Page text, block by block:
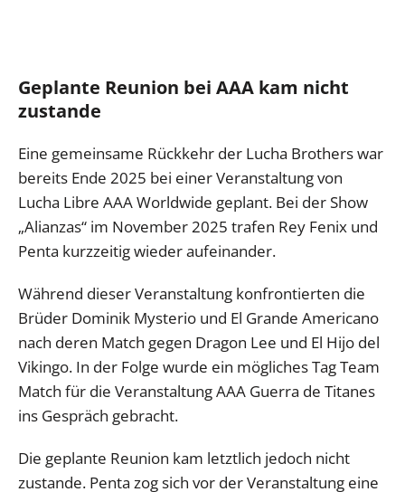
Geplante Reunion bei AAA kam nicht
zustande
Eine gemeinsame Rückkehr der Lucha Brothers war
bereits Ende 2025 bei einer Veranstaltung von
Lucha Libre AAA Worldwide geplant. Bei der Show
„Alianzas“ im November 2025 trafen Rey Fenix und
Penta kurzzeitig wieder aufeinander.
Während dieser Veranstaltung konfrontierten die
Brüder Dominik Mysterio und El Grande Americano
nach deren Match gegen Dragon Lee und El Hijo del
Vikingo. In der Folge wurde ein mögliches Tag Team
Match für die Veranstaltung AAA Guerra de Titanes
ins Gespräch gebracht.
Die geplante Reunion kam letztlich jedoch nicht
zustande. Penta zog sich vor der Veranstaltung eine